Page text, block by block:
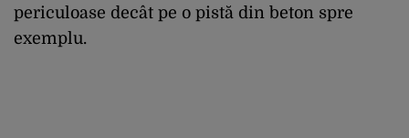
periculoase decât pe o pistă din beton spre
exemplu.